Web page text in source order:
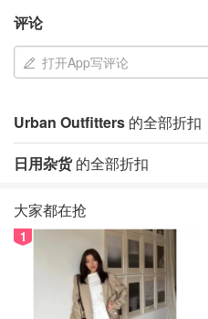
评论
打开App写评论
Urban Outfitters 的全部折扣
日用杂货的全部折扣
大家都在抢
1